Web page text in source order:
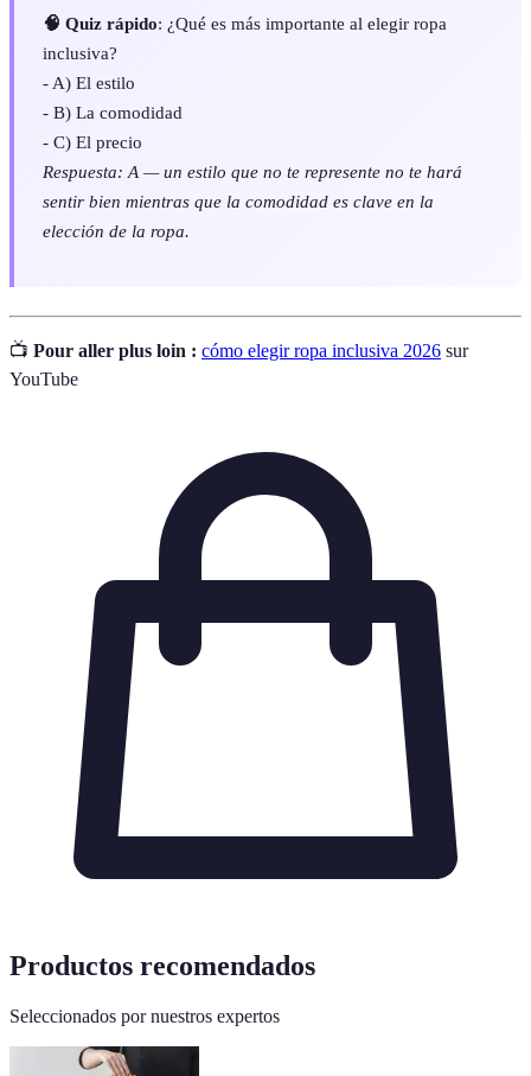
🧠 Quiz rápido: ¿Qué es más importante al elegir ropa
inclusiva?
- A) El estilo
- B) La comodidad
- C) El precio
Respuesta: A — un estilo que no te represente no te hará
sentir bien mientras que la comodidad es clave en la
elección de la ropa.
📺 Pour aller plus loin : cómo elegir ropa inclusiva 2026 sur
YouTube
Productos recomendados
Seleccionados por nuestros expertos